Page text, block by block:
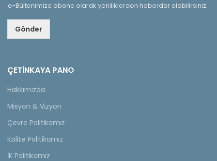
e-Bültenimize abone olarak yeniliklerden haberdar olabilirsiniz.
Gönder
ÇETINKAYA PANO
Hakkımızda
Misyon & Vizyon
Çevre Politikamız
Kalite Politikamız
İK Politikamız